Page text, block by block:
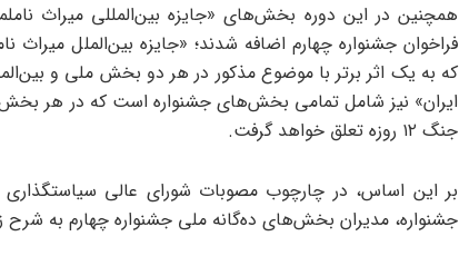
همچنین در این دوره بخش‌های «جایزه بین‌المللی میراث
فراخوان جشنواره چهارم اضافه شدند؛ «جایزه بین‌الملل
که به یک اثر برتر با موضوع مذکور در هر دو بخش ملی و
ایران» نیز شامل تمامی بخش‌های جشنواره است که در هر بخش
جنگ ۱۲ روزه تعلق خواهد گرفت.
بر این اساس، در چارچوب مصوبات شورای عالی
جشنواره، مدیران بخش‌های ده‌گانه ملی جشنواره چهارم به شرح